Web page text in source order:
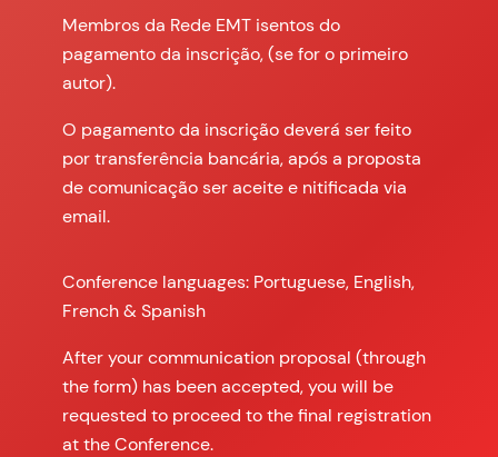
Membros da Rede EMT isentos do
pagamento da inscrição, (se for o primeiro
autor).
O pagamento da inscrição deverá ser feito
por transferência bancária, após a proposta
de comunicação ser aceite e nitificada via
email.
Conference languages: Portuguese, English,
French & Spanish
After your communication proposal (through
the form) has been accepted, you will be
requested to proceed to the final registration
at the Conference.